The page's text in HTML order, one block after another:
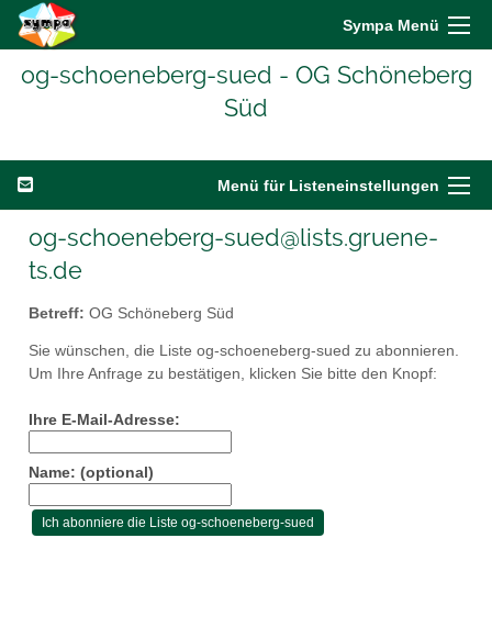
Sympa Menü
og-schoeneberg-sued - OG Schöneberg
Süd
Menü für Listeneinstellungen
og-schoeneberg-sued@lists.gruene-
ts.de
Betreff: OG Schöneberg Süd
Sie wünschen, die Liste og-schoeneberg-sued zu abonnieren.
Um Ihre Anfrage zu bestätigen, klicken Sie bitte den Knopf:
Ihre E-Mail-Adresse:
Name: (optional)